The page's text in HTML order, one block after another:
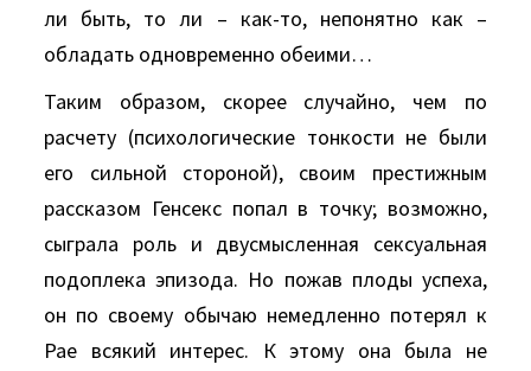
ли быть, то ли – как-то, непонятно как –
обладать одновременно обеими…
Таким образом, скорее случайно, чем по
расчету (психологические тонкости не были
его сильной стороной), своим престижным
рассказом Генсекс попал в точку; возможно,
сыграла роль и двусмысленная сексуальная
подоплека эпизода. Hо пожав плоды успеха,
он по своему обычаю немедленно потерял к
Рае всякий интерес. К этому она была не